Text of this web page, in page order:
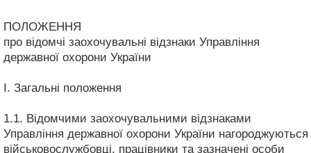
ПОЛОЖЕННЯ
про відомчі заохочувальні відзнаки Управління
державної охорони України
I. Загальні положення
1.1. Відомчими заохочувальними відзнаками
Управління державної охорони України нагороджуються
військовослужбовці, працівники та зазначені особи